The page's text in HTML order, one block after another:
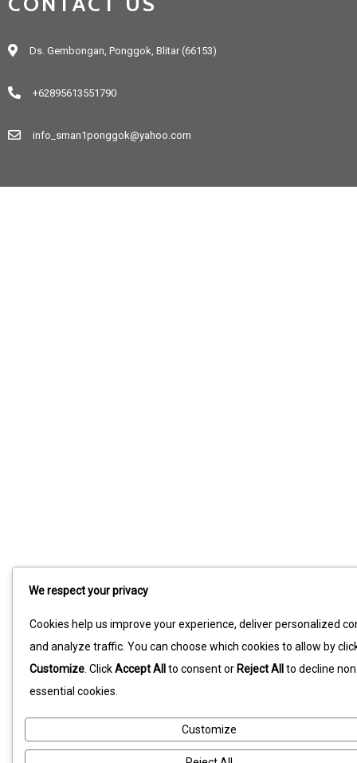
Ds. Gembongan, Ponggok, Blitar (66153)
+62895613551790
info_sman1ponggok@yahoo.com
We respect your privacy
Cookies help us improve your experience, deliver personalized
and analyze traffic. You can choose which cookies to allow by
Customize . ClickAccept All to consent or Reject All to decline
essential cookies.
Customize